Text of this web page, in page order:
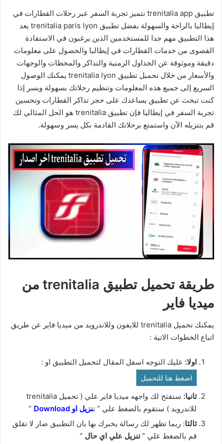
تطبيق trenitalia app تتميز تجربة السفر عبر رحلات القطارات في
إيطاليا بالراحة والسهولة بفضل تطبيق trenitalia paris lyon يعد
هذا التطبيق مهم جدا للمستخدمين الذين يرغبون في الاستفادة
القصوى من خدمات القطارات في إيطاليا والحصول على معلومات
دقيقة وموثوقة عن الجداول الزمنية والتذاكر والمحطات والوجهات
والأسعار من خلال تحميل تطبيق trenitalia lyon يمكنك الوصول
السريع إلى جميع هذه المعلومات وتنظيم رحلاتك بسهولة ويسر إذا
كنت تبحث عن تطبيق يساعدك على حجز تذاكر القطارات وتحسين
تجربة السفر في إيطاليا فإن تطبيق trenitalia هو الحل المثالي لك
قم بتنزيله الآن واستمتع برحلاتك القادمة بكل يسر وسهولة.
طريقة تحميل تطبيق trenitalia من
ميديا فاير
يمكنك تحميل trenitalia للايفون وللاندرويد من ميديا فاير عن طريق
اتباع الخطوات الاتية :
اولا: عليك التوجه اسفل المقال لتحميل التطبيق او :
اضغط هنا للتحميل
ثانيا:
ستفتح لك واجهه ميديا فاير علي ( تحميل trenitalia
للاندرويد ) ستقوم بالضغط علي ” تنزيل او Download
”
ثالثا: ربما تظهر لك رسالة يخبرك بها بان التطبيق ضار لا تقلق
قم بالضغط علي ”تنزيل علي اي حال ”